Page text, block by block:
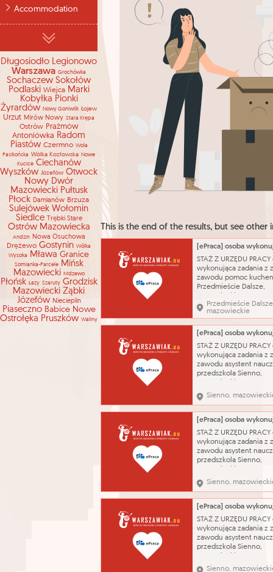
Accommodation
Długosiodło Legionowo
Warszawa Grochówka
Sochaczew Sokołów
Podlaski Wiejca Marki
Kobyłka Pionki
Żyrardów Nowy Goniwilk Łojew
Urzut Mirów Nowy Stara Krępa
Ostrów Prażmów
Antoniówka Radom
Piastów Czermno Wola
Pasikońska Wólka Kozłowska Nowe
Kucice Ciechanów
Wyszków Józefów Otwock
Nowy Dwór
Mazowiecki Pułtusk
Płock Damianów Brzuza
Sulejówek Wołomin
Siedlce
Trębki Stare
Ostrów Mazowiecka
Andzin Nowa Osuchowa
Drężewo Gostynin Wólka
Wysoka
Mława Granice
Somianka-Parcele
Mińsk
Mazowiecki
Mdzewo
Płońsk Łazy Szaruty Grodzisk
Mazowiecki Ząbki
Józefów Niecieplin
Piaseczno Babice Nowe
Ostrołęka Pruszków Waliny
This is the end of the results, but see other
STAŻ Z URZĘDU
wykonująca zadania z
zawodu pomoc
Przedmieście Dalsze,
dotyczy 01.09.2026 wg
programu stażu
średnie
zawód - Pomoc
kontakt przez PUP
przez Powiatowy
tel. 48332
Przedmieście
mazowieckie
STAŻ Z URZĘDU
wykonująca zadania z
zawodu asystent
przedszkola Sienno,
dotyczy 01.09.2026 wg
programu stażu
średnie
wykształcenie -
licencjat) zawód -
nauczyciela
Sienno,
STAŻ Z URZĘDU
wykonująca zadania z
zawodu asystent
przedszkola Sienno,
dotyczy 01.09.2026 wg
programu stażu
średnie
wykształcenie -
licencjat) zawód -
nauczyciela
Sienno,
STAŻ Z URZĘDU
wykonująca zadania z
zawodu asystent
przedszkola Sienno,
dotyczy 01.09.2026 wg
Sienno,